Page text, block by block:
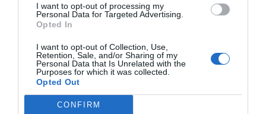
I want to opt-out of processing my
Personal Data for Targeted Advertising.
Opted In
I want to opt-out of Collection, Use,
Retention, Sale, and/or Sharing of my
Personal Data that Is Unrelated with the
Purposes for which it was collected.
Opted Out
CONFIRM
Publicidad
2Playbook Club2P